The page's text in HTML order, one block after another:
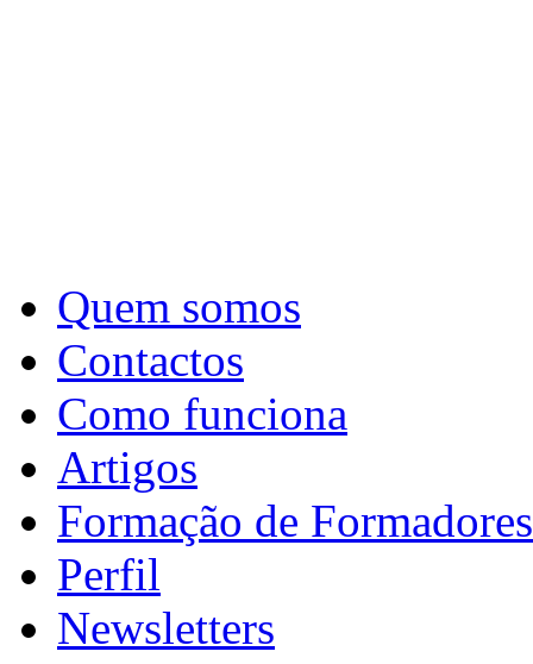
Quem somos
Contactos
Como funciona
Artigos
Formação de Formadores
Perfil
Newsletters